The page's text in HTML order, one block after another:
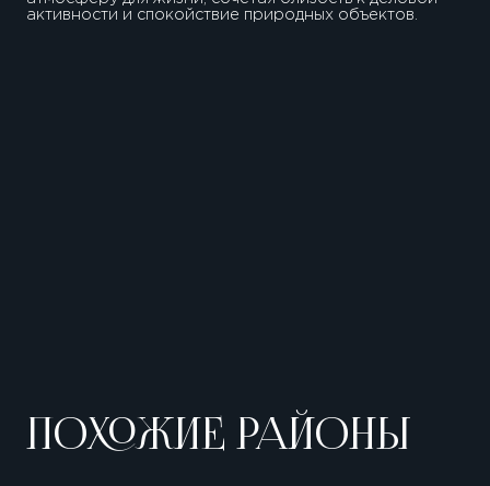
активности и спокойствие природных объектов.
ПОХОЖИЕ РАЙОНЫ